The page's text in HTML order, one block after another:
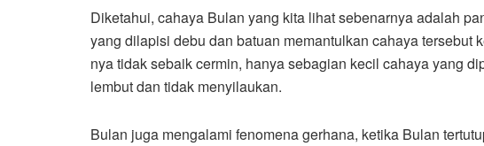
Diketahui, cahaya Bulan yang kita lihat sebenarnya adalah
yang dilapisi debu dan batuan memantulkan cahaya tersebut
nya tidak sebaik cermin, hanya sebagian kecil cahaya yang
lembut dan tidak menyilaukan.
Bulan juga mengalami fenomena gerhana, ketika Bulan